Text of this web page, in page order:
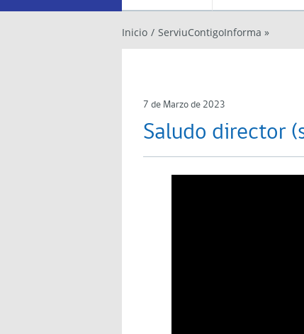
Inicio / ServiuContigoInforma »
7 de Marzo de 2023
Saludo director